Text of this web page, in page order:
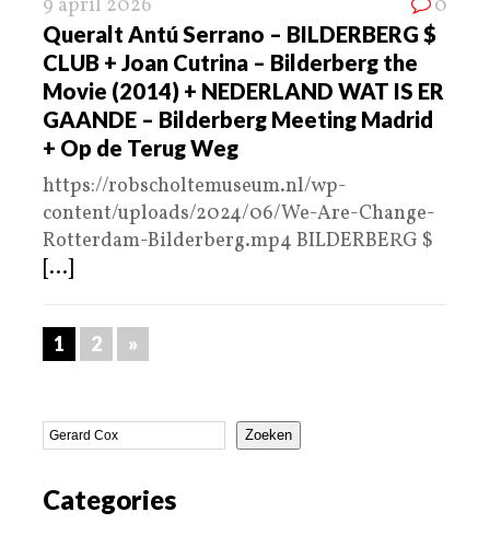
9 april 2026 0
Queralt Antú Serrano – BILDERBERG $
CLUB + Joan Cutrina – Bilderberg the
Movie (2014) + NEDERLAND WAT IS ER
GAANDE – Bilderberg Meeting Madrid
+ Op de Terug Weg
https://robscholtemuseum.nl/wp-
content/uploads/2024/06/We-Are-Change-
Rotterdam-Bilderberg.mp4 BILDERBERG $
[...]
1 2 »
Zoeken
Categories